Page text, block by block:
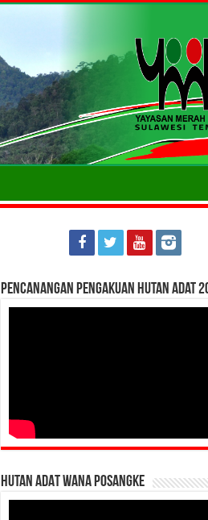
Pencanangan Pengakuan Hutan Adat
HUTAN ADAT WANA POSANGKE